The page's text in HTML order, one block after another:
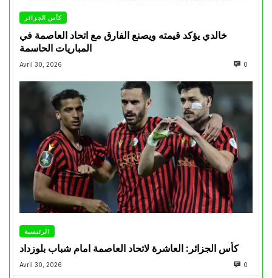
كأس الجزائر
خالدي يؤكد قيمته ويصنع الفارق مع اتحاد العاصمة في
المباريات الحاسمة
Avril 30, 2026 0
الرئيسية
كأس الجزائر: العاشرة لاتحاد العاصمة امام شباب بلوزداد
Avril 30, 2026 0